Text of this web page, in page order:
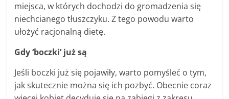
miejsca, w których dochodzi do gromadzenia się
niechcianego tłuszczyku. Z tego powodu warto
ułożyć racjonalną dietę.
Gdy ‘boczki’ już są
Jeśli boczki już się pojawiły, warto pomyśleć o tym,
jak skutecznie można się ich pozbyć. Obecnie coraz